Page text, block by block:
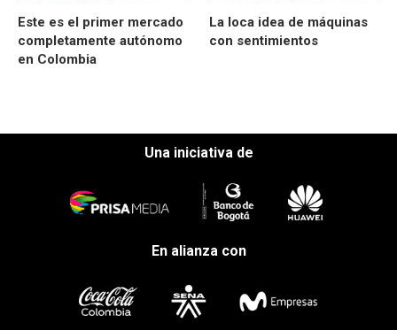
Este es el primer mercado
completamente autónomo
en Colombia
La loca idea de máquinas
con sentimientos
Una iniciativa de
En alianza con